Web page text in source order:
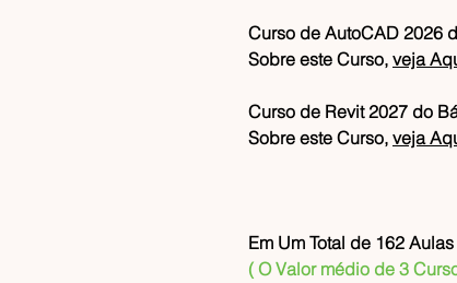
Curso de AutoCAD 2026
Sobre este Curso, veja
Curso de Revit 2027 do
Sobre este Curso, veja
Em Um Total de 162 Aulas
( O Valor médio de 3